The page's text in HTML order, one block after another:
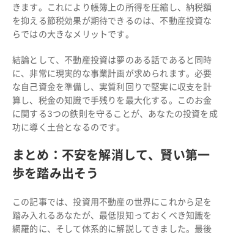
きます。これにより帳簿上の所得を圧縮し、納税額
を抑える節税効果が期待できるのは、不動産投資な
らではの大きなメリットです。
結論として、不動産投資は夢のある話であると同時
に、非常に現実的な事業計画が求められます。必要
な自己資金を準備し、実質利回りで堅実に収支を計
算し、税金の知識で手残りを最大化する。このお金
に関する3つの鉄則を守ることが、あなたの投資を成
功に導く土台となるのです。
まとめ：不安を解消して、賢い第一
歩を踏み出そう
この記事では、投資用不動産の世界にこれから足を
踏み入れるあなたが、最低限知っておくべき知識を
網羅的に、そして体系的に解説してきました。最後